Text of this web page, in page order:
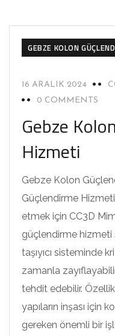
GEBZE KOLON
16 ARALIK 2024
0 COMMENTS
Gebze
Hizmeti
Gebze Kolon
Güçlendirme Hizmeti
etmek için CC3D
güçlendirme hizmeti
taşıyıcı sisteminde
zamanla
tehdit edebilir.
yapıların inşası için
gereken önemli bir